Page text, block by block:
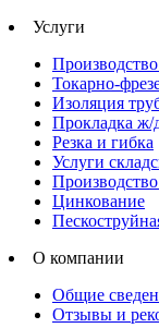
Услуги
Токарно-
Изоляция
Прокладка ж/
Резка и гибка
Услуги
Цинкование
О компании
Общие
Отзывы и